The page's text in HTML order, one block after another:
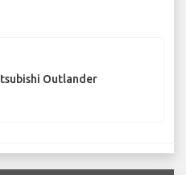
Outlander